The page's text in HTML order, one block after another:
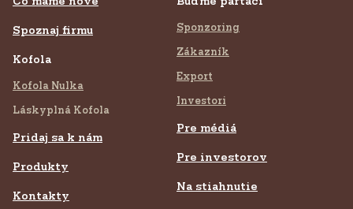
Spoznaj firmu
Kofola
Kofola Nulka
Láskyplná Kofola
Pridaj sa k nám
Produkty
Kontakty
Sponzoring
Zákazník
Export
Investori
Pre médiá
Pre investorov
Na stiahnutie